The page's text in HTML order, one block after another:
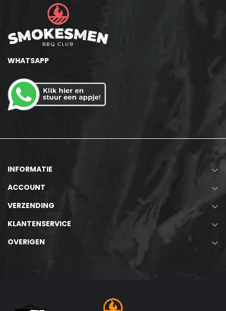
WHATSAPP
INFORMATIE 
ACCOUNT 
VERZENDING 
KLANTENSERVICE 
OVERIGEN 